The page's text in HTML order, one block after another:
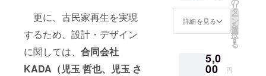
更に、古民家再生を実現
するため、設計・デザイン
に関しては、 合同会社
KADA（児玉 哲也、児玉 さ
お気持
ちを有
みとさ
せて頂
リジナ
ルス
テッ
カーで
約
10cm×
詳細を見る
リ
タ
ー
ン
を
選
択
す
る
5,0
00 円